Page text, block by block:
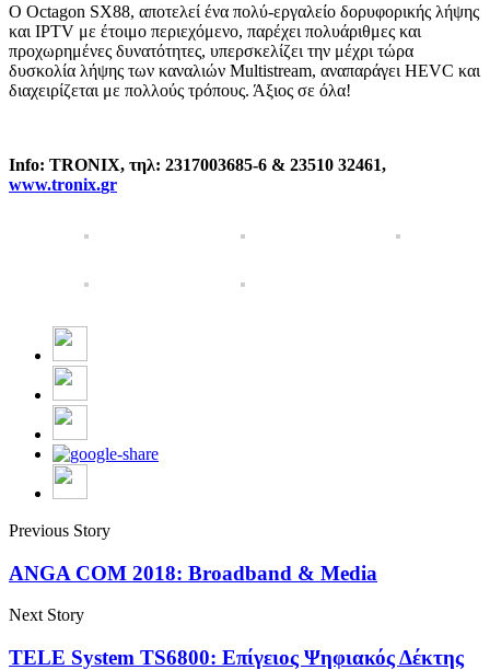
O Octagon SX88, αποτελεί ένα πολύ-εργαλείο δορυφορικής λήψης
και IPTV με έτοιμο περιεχόμενο, παρέχει πολυάριθμες και
προχωρημένες δυνατότητες, υπερσκελίζει την μέχρι τώρα
δυσκολία λήψης των καναλιών Multistream, αναπαράγει HEVC και
διαχειρίζεται με πολλούς τρόπους. Άξιος σε όλα!
Info: TRONIX, τηλ: 2317003685-6 & 23510 32461,
www.tronix.gr
Previous Story
ANGA COM 2018: Broadband & Media
Next Story
TELE System TS6800: Επίγειος Ψηφιακός Δέκτης